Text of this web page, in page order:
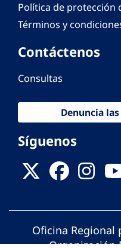
Política de protección
Términos y
Contáctenos
Consultas
Denuncia
Síguenos
Oficina Regional